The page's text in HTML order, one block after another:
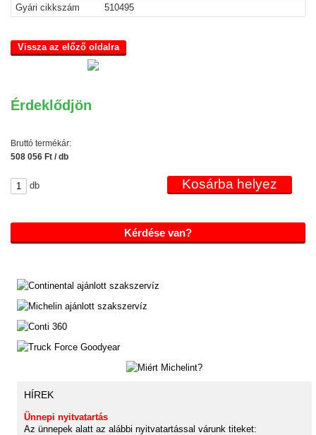
Gyári cikkszám
510495
Vissza az előző oldalra
Érdeklődjön
Bruttó termékár:
508 056 Ft / db
db
Kérdése van?
HÍREK
Ünnepi nyitvatartás
Az ünnepek alatt az alábbi nyitvatartással várunk titeket: